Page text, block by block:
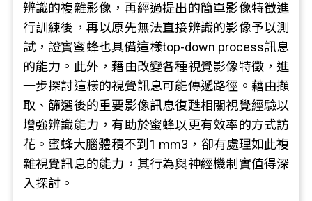
辨識的複雜影像，再經過提出的簡單影像特徵進
行訓練後，再以原先無法直接辨識的影像予以測
試，證實蜜蜂也具備這樣top-down process訊息
的能力。此外，藉由改變各種視覺影像特徵，進
一步探討這樣的視覺訊息可能傳遞路徑。藉由擷
取、篩選後的重要影像訊息復甦相關視覺經驗以
增強辨識能力，有助於蜜蜂以更有效率的方式訪
花。蜜蜂大腦體積不到1 mm3，卻有處理如此複
雜視覺訊息的能力，其行為與神經機制實值得深
入探討。